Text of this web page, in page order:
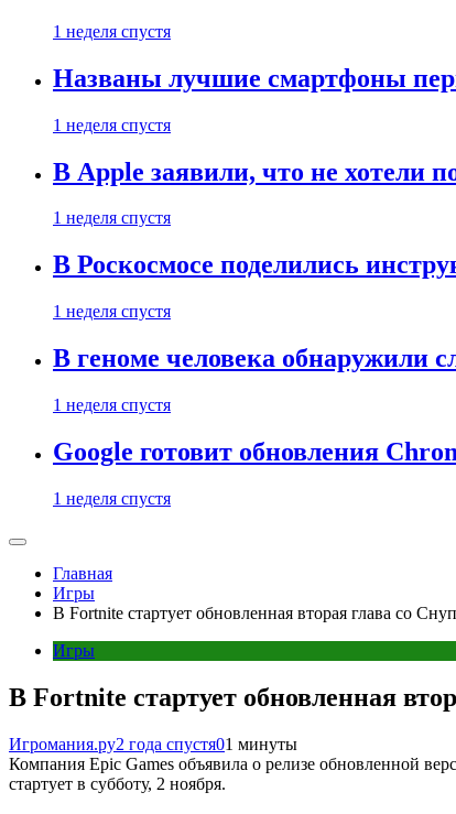
1 неделя спустя
Названы лучшие смартфоны
1 неделя спустя
В Apple заявили, что не хотели
1 неделя спустя
В Роскосмосе поделились
1 неделя спустя
В геноме человека обнаружили
1 неделя спустя
Google готовит обновления
1 неделя спустя
Главная
Игры
В Fortnite стартует обновленная вторая глава со
Игры
В Fortnite стартует обновленная
Игромания.ру2 года спустя01 минуты
Компания Epic Games объявила о релизе обновленной
стартует в субботу, 2 ноября.